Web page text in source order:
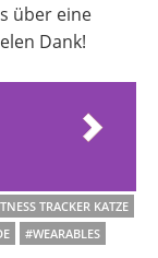
über eine
Dank!
TRACKER KATZE
#WEARABLES